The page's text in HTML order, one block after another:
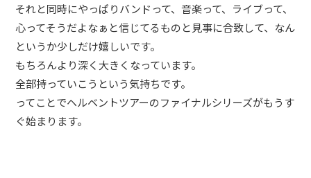
それと同時にやっぱりバンドって、音楽って、ライブって、
心ってそうだよなぁと信じてるものと見事に合致して、なん
というか少しだけ嬉しいです。
もちろんより深く大きくなっています。
全部持っていこうという気持ちです。
ってことでヘルベントツアーのファイナルシリーズがもうす
ぐ始まります。